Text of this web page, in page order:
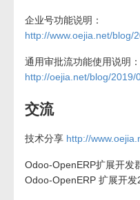
企业号功能说明：
http://www.oejia.net/blog/
通用审批流功能使用说明：
http://oejia.net/blog/
交流
技术分享 http://
Odoo-OpenERP扩展开发
Odoo-OpenERP 扩展开发